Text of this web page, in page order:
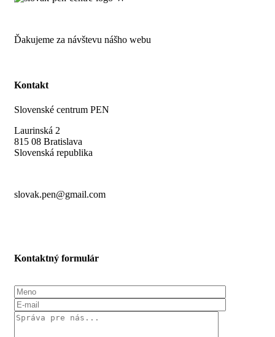
Ďakujeme za návštevu nášho webu
Kontakt
Slovenské centrum PEN
Laurinská 2
815 08 Bratislava
Slovenská republika
slovak.pen@gmail.com
Kontaktný formulár